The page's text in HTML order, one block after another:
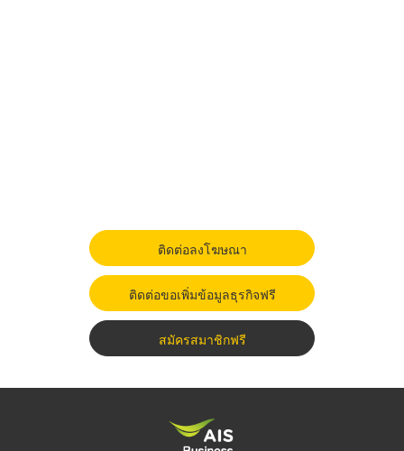
ติดต่อลงโฆษณา
ติดต่อขอเพิ่มข้อมูลธุรกิจฟรี
สมัครสมาชิกฟรี